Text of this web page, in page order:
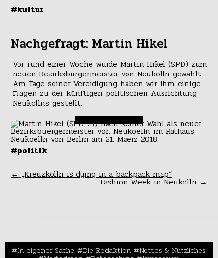
#kultur
Nachgefragt: Martin Hikel
Vor rund einer Woche wurde Martin Hikel (SPD) zum
neuen Bezirksbürgermeister von Neukölln gewählt.
Am Tage seiner Vereidigung haben wir ihm einige
Fragen zu der künftigen politischen Ausrichtung
Neuköllns gestellt.
#politik
← „Kreuzkölln is dying in a backpack map“
Fashion Week in Neukölln →
In eigener Sache Die Redaktion Nettes & Nützliches